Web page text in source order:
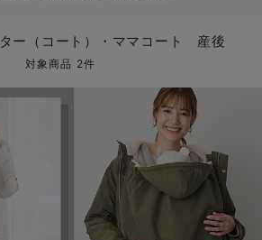
ト）・ママコート
ル
妊娠中・産後）
・お呼ばれ）
ツ・ボトムス スカート
パジャマ
MAX55%OFF ブラック
オフィス
きれいめ美脚パンツ派
ツィード派
王道シンプル派
セットアップ派
短肌着
セット
快適ウェア10%OFF
ジャンパースカート/
ワーク・オフィス
フォーマル / オケー
10,001円（税込）〜
女の子におススメの
男の子におススメの
保温&リカバリー
レギンス・タイツ
カップ付きインナー
あったか度◎
【冬のあったか特集
ー（コート）・ママコート 産後
対象商品 2件